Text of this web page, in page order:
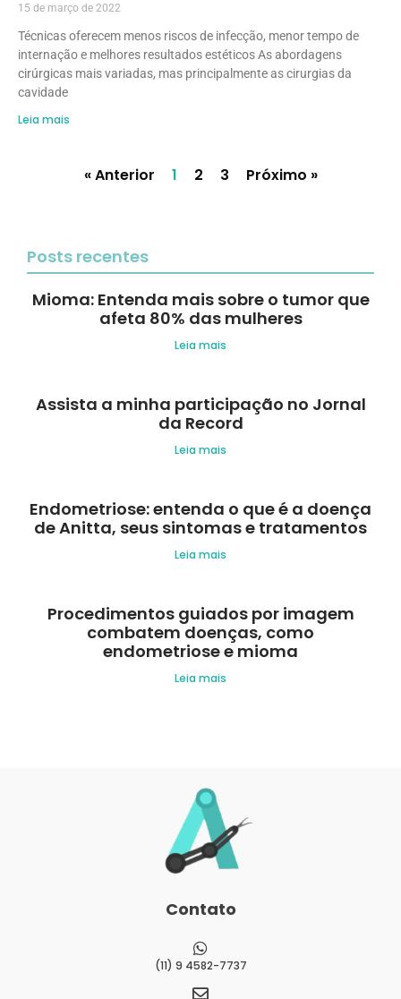
15 de março de 2022
Técnicas oferecem menos riscos de infecção, menor tempo de
internação e melhores resultados estéticos As abordagens
cirúrgicas mais variadas, mas principalmente as cirurgias da
cavidade
Leia mais
« Anterior 1 2 3 Próximo »
Posts recentes
Mioma: Entenda mais sobre o tumor que
afeta 80% das mulheres
Leia mais
Assista a minha participação no Jornal
da Record
Leia mais
Endometriose: entenda o que é a doença
de Anitta, seus sintomas e tratamentos
Leia mais
Procedimentos guiados por imagem
combatem doenças, como
endometriose e mioma
Leia mais
Contato
(11) 9 4582-7737